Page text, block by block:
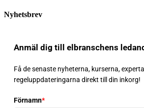
Nyhetsbrev
Anmäl dig till elbranschens
Få de senaste nyheterna, kurserna,
regeluppdateringarna direkt till din inkorg!
Förnamn*